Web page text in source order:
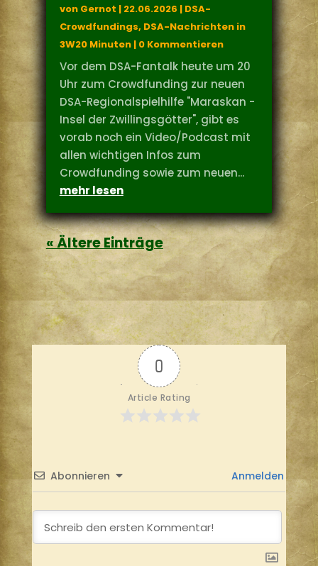
von Gernot | 22.06.2026 | DSA-
Crowdfundings, DSA-Nachrichten in
3W20 Minuten| 0 Kommentieren
Vor dem DSA-Fantalk heute um 20
Uhr zum Crowdfunding zur neuen
DSA-Regionalspielhilfe "Maraskan -
Insel der Zwillingsgötter", gibt es
vorab noch ein Video/Podcast mit
allen wichtigen Infos zum
Crowdfunding sowie zum neuen...
mehr lesen
« Ältere Einträge
0
Article Rating
Abonnieren Anmelden